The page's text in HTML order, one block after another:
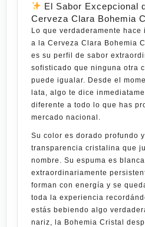
El Sabor Excepcional
Cerveza Clara Bohemia
Lo que verdaderamente
a la Cerveza Clara Bohemia
es su perfil de sabor
sofisticado que ninguna otra
puede igualar. Desde el
lata, algo te dice
diferente a todo lo que has
mercado nacional.
Su color es dorado profundo
transparencia cristalina que
nombre. Su espuma es
extraordinariamente
forman con energía y se
toda la experiencia
estás bebiendo algo
nariz, la Bohemia Cristal